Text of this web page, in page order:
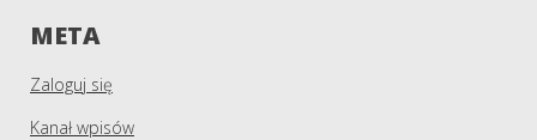
META
Zaloguj się
Kanał wpisów